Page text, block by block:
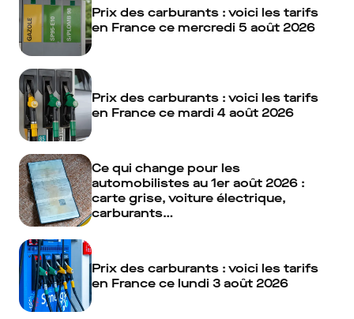
Prix des carburants : voici les tarifs
en France ce mercredi 5 août 2026
Prix des carburants : voici les tarifs
en France ce mardi 4 août 2026
Ce qui change pour les
automobilistes au 1er août 2026 :
carte grise, voiture électrique,
carburants…
Prix des carburants : voici les tarifs
en France ce lundi 3 août 2026